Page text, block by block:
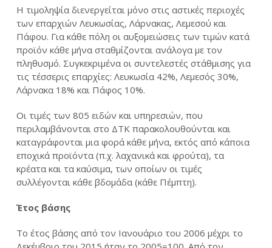
Η τιμοληψία διενεργείται μόνο στις αστικές περιοχές
των επαρχιών Λευκωσίας, Λάρνακας, Λεμεσού και
Πάφου. Για κάθε πόλη οι αυξομειώσεις των τιμών κατά
προϊόν κάθε μήνα σταθμίζονται ανάλογα με τον
πληθυσμό. Συγκεκριμένα οι συντελεστές στάθμισης για
τις τέσσερις επαρχίες: Λευκωσία 42%, Λεμεσός 30%,
Λάρνακα 18% και Πάφος 10%.
Οι τιμές των 805 ειδών και υπηρεσιών, που
περιλαμβάνονται στο ΔΤΚ παρακολουθούνται και
καταγράφονται μια φορά κάθε μήνα, εκτός από κάποια
εποχικά προϊόντα (π.χ. λαχανικά και φρούτα), τα
κρέατα και τα καύσιμα, των οποίων οι τιμές
συλλέγονται κάθε βδομάδα (κάθε Πέμπτη).
Έτος βάσης
Το έτος βάσης από τον Ιανουάριο του 2006 μέχρι το